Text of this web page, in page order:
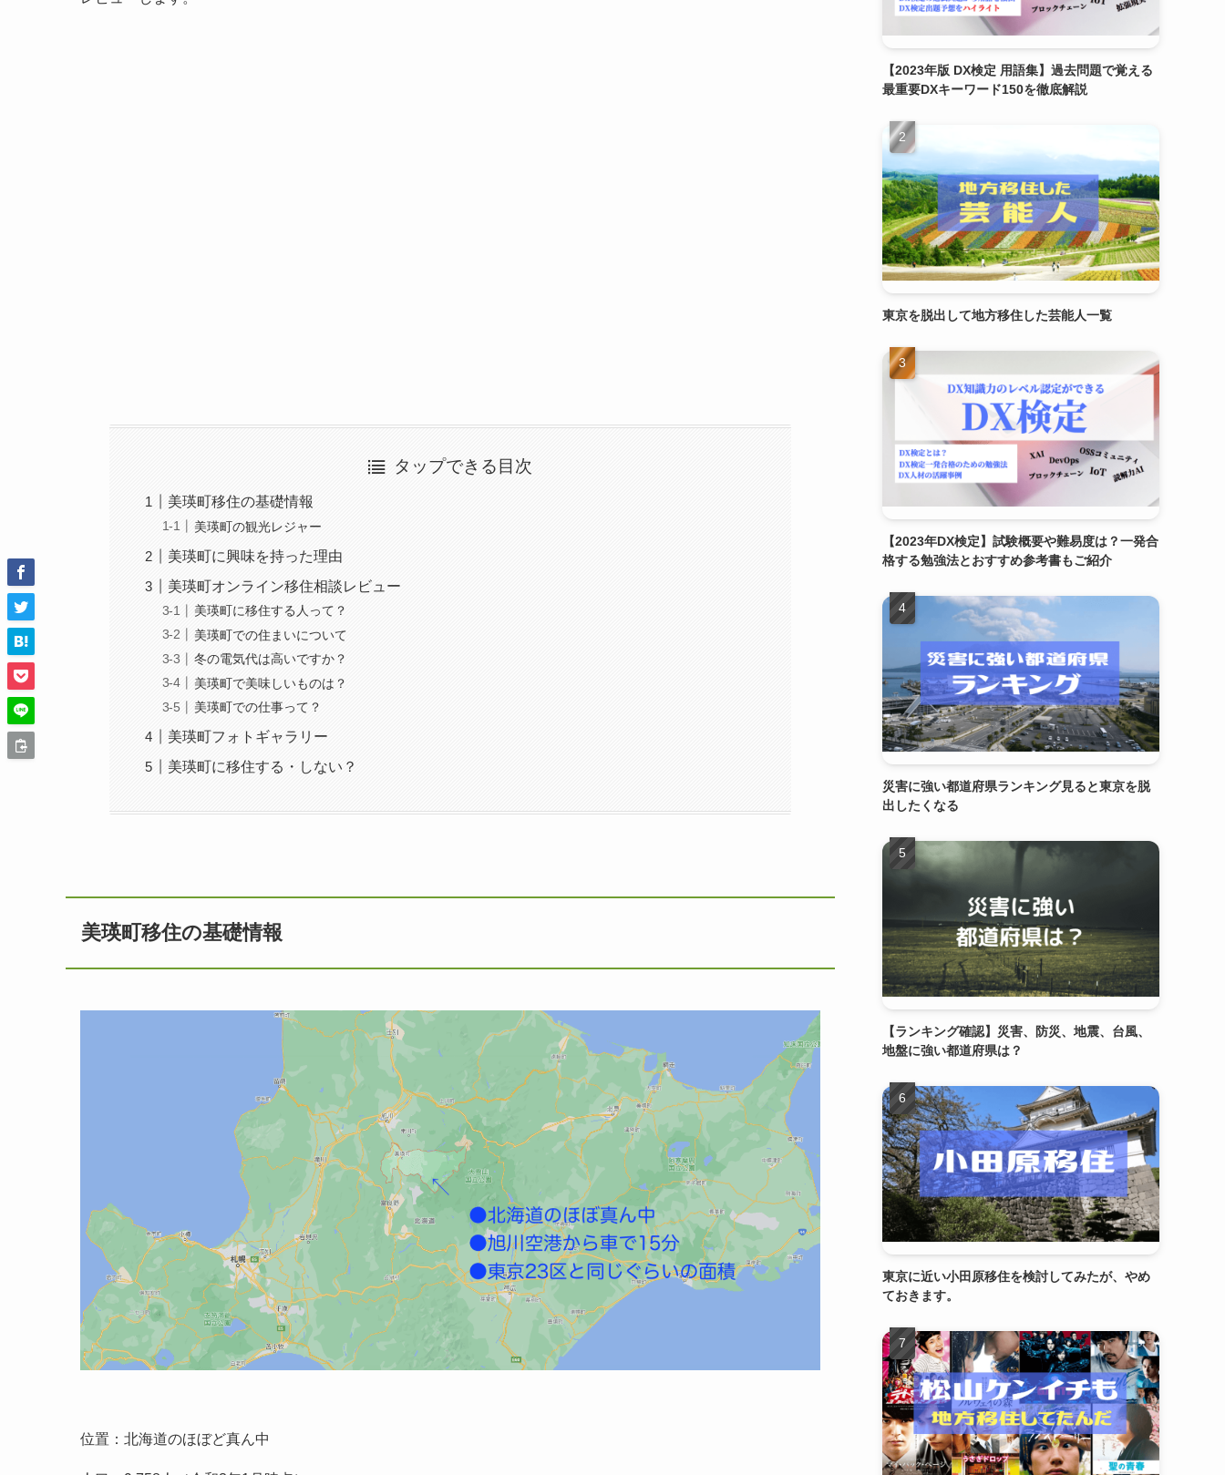
タップできる目次
美瑛町移住の基礎情報
美瑛町の観光レジャー
美瑛町に興味を持った理由
美瑛町オンライン移住相談レビュー
美瑛町に移住する人って？
美瑛町での住まいについて
冬の電気代は高いですか？
美瑛町で美味しいものは？
美瑛町での仕事って？
美瑛町フォトギャラリー
美瑛町に移住する・しない？
美瑛町移住の基礎情報
位置：北海道のほぼど真ん中
【2023年版 DX検定 用語集】過去問題で覚える
最重要DXキーワード150を徹底解説
東京を脱出して地方移住した芸能人一覧
【2023年DX検定】試験概要や難易度は？一発合
格する勉強法とおすすめ参考書もご紹介
災害に強い都道府県ランキング見ると東京を脱
出したくなる
【ランキング確認】災害、防災、地震、台風、
地盤に強い都道府県は？
東京に近い小田原移住を検討してみたが、やめ
ておきます。